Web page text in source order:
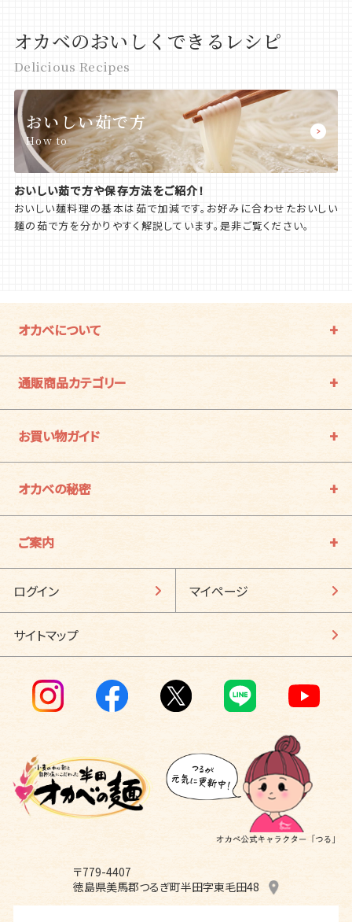
オカベのおいしくできるレシピ
Delicious Recipes
おいしい茹で方
How to
おいしい茹で方や保存方法をご紹介！
おいしい麺料理の基本は茹で加減です。お好みに合わせたおいしい
麺の茹で方を分かりやすく解説しています。是非ご覧ください。
オカベについて
通販商品カテゴリー
お買い物ガイド
オカベの秘密
ご案内
ログイン マイページ
サイトマップ
〒779-4407
徳島県美馬郡つるぎ町半田字東毛田48